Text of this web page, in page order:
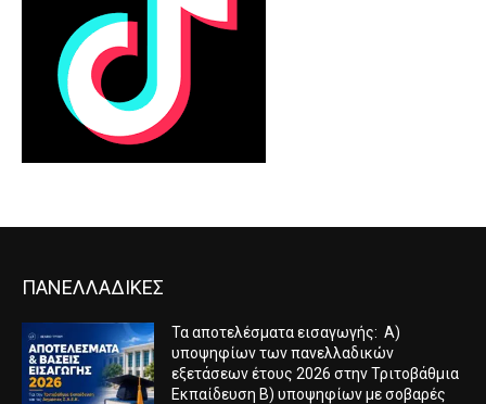
ΠΑΝΕΛΛΑΔΙΚΕΣ
Τα αποτελέσματα εισαγωγής: Α)
υποψηφίων των πανελλαδικών
εξετάσεων έτους 2026 στην Τριτοβάθμια
Εκπαίδευση Β) υποψηφίων με σοβαρές